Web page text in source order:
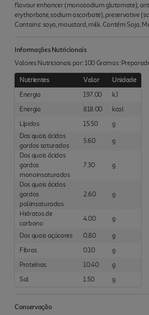
flavour enhancer (monosodium glutamate),
erythorbate, sodium ascorbate), preservative
Contains: soya, moustard, milk. Contém Soja,
Informações Nutricionais
Valores Nutricionais por: 100 Gramas
Nutrientes Valor
Unidade
Energia
197.00
kJ
Energia
818.00
kcal
Lípidos
15.50
g
Dos quais ácidos
gordos saturados
5.60
g
Dos quais ácidos
gordos
monoinsaturados
7.30 g
Dos quais ácidos
gordos
poliinsaturados
2.60 g
Hidratos de
carbono
4.00 g
Dos quais açúcares 0.80
g
Fibras
0.10
g
Proteínas
10.40
g
Sal
1.50 g
Conservação